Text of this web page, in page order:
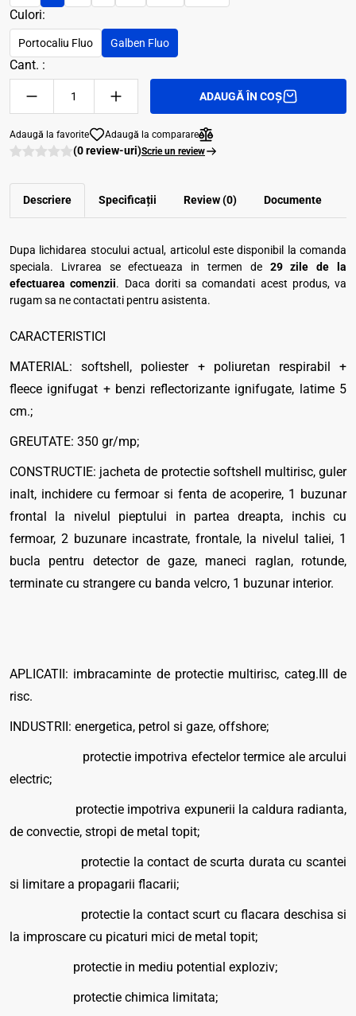
Culori:
Portocaliu Fluo Galben Fluo
Cant. :
ADAUGĂ ÎN COȘ
Adaugă la favorite Adaugă la comparare
(0 review-uri)Scrie un review
Descriere Specificații Review (0) Documente
Dupa lichidarea stocului actual, articolul este disponibil la comanda
speciala. Livrarea se efectueaza in termen de 29 zile de la
efectuarea comenzii. Daca doriti sa comandati acest produs, va
rugam sa ne contactati pentru asistenta.
CARACTERISTICI
MATERIAL: softshell, poliester + poliuretan respirabil +
fleece ignifugat + benzi reflectorizante ignifugate, latime 5
cm.;
GREUTATE: 350 gr/mp;
CONSTRUCTIE: jacheta de protectie softshell multirisc, guler
inalt, inchidere cu fermoar si fenta de acoperire, 1 buzunar
frontal la nivelul pieptului in partea dreapta, inchis cu
fermoar, 2 buzunare incastrate, frontale, la nivelul taliei, 1
bucla pentru detector de gaze, maneci raglan, rotunde,
terminate cu strangere cu banda velcro, 1 buzunar interior.
APLICATII: imbracaminte de protectie multirisc, categ.III de
risc.
INDUSTRII: energetica, petrol si gaze, offshore;
protectie impotriva efectelor termice ale arcului
electric;
protectie impotriva expunerii la caldura radianta,
de convectie, stropi de metal topit;
protectie la contact de scurta durata cu scantei
si limitare a propagarii flacarii;
protectie la contact scurt cu flacara deschisa si
la improscare cu picaturi mici de metal topit;
protectie in mediu potential exploziv;
protectie chimica limitata;